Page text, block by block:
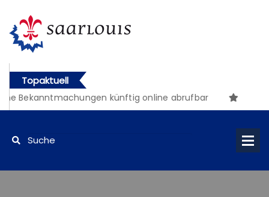
Topaktuell
Bekanntmachungen künftig online abrufbar